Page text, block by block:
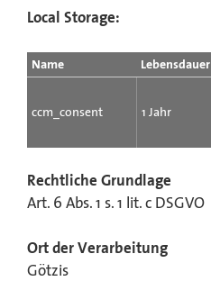
Local Storage:
Name Lebensdauer
ccm_consent 1 Jahr
Rechtliche Grundlage
Art. 6 Abs. 1 s. 1 lit. c DSGVO
Ort der Verarbeitung
Götzis